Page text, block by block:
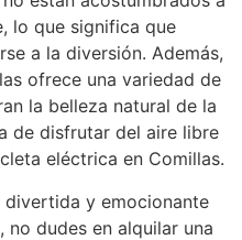
lo que significa que
a la diversión. Además,
ofrece una variedad de
la belleza natural de la
de disfrutar del aire libre
eléctrica en Comillas.
divertida y emocionante
dudes en alquilar una